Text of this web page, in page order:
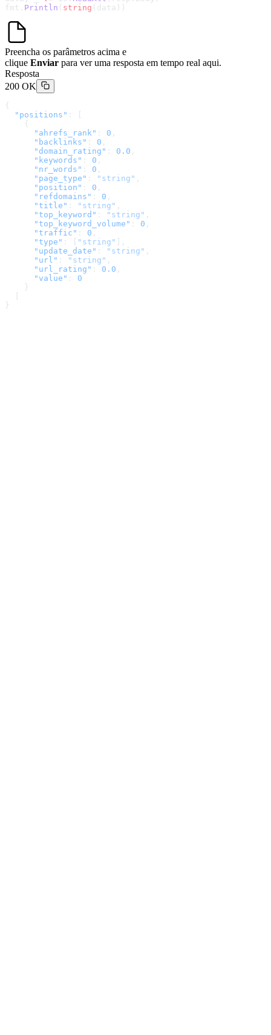
fmt. Println ( string (data))
Preencha os parâmetros acima e
clique Enviar para ver uma resposta em tempo real aqui.
Resposta
200 OK
{
  "positions"
: [
    {
      "ahrefs_rank"
: 0 ,
      "backlinks"
: 0 ,
      "domain_rating"
: 0.0 ,
      "keywords"
: 0 ,
      "nr_words"
: 0 ,
      "page_type"
: "string" ,
      "position"
: 0 ,
      "refdomains"
: 0 ,
      "title"
: "string" ,
      "top_keyword"
: "string" ,
      "top_keyword_volume"
: 0 ,
      "traffic"
: 0 ,
      "type"
: [ "string"
],
      "update_date"
: "string" ,
      "url"
: "string" ,
      "url_rating"
: 0.0 ,
      "value"
: 0
    }
}